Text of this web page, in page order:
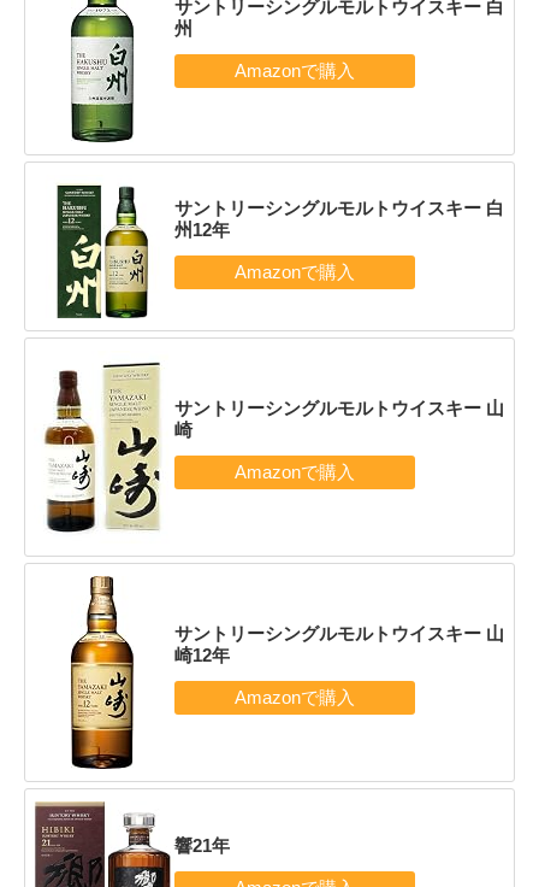
サントリーシングルモルトウイスキー 白
州
サントリーシングルモルトウイスキー 白
州12年
サントリーシングルモルトウイスキー 山
崎
サントリーシングルモルトウイスキー 山
崎12年
響21年